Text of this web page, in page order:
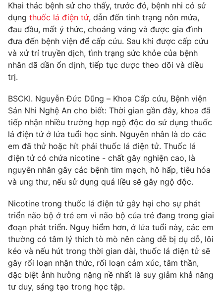
Thế giới đó đây
Câu chuyện quốc tế
Kinh tế
Tài chính
Thị trường
Góc doanh nghiệp
Dữ liệu và đời sống
Truyền hình
Phim VTV
Hậu trường
Nhân vật
Khán giả
Giải sao mai
Điện ảnh
Âm nhạc
Sao
Đời sống
Du lịch
Làm đẹp
Chất lượng cuộc sống
Giáo dục
Tuyển sinh
Công nghệ
Hitech Công nghệ tương lai
Sản phẩm
Thị trường
Tư vấn
Giao lưu trực tuyến
Lịch phát sóng
Chuyên mục khác
Emagazine Podcast
Khai thác bệnh sử cho thấy, trước đó, bệnh nhi có sử
dụng thuốc lá điện tử, dẫn đến tình trạng nôn mửa,
đau đầu, mất ý thức, choáng váng và được gia đình
đưa đến bệnh viện để cấp cứu. Sau khi được cấp cứu
và xử trí truyền dịch, tình trạng sức khỏe của bệnh
nhân đã dần ổn định, tiếp tục được theo dõi và điều
trị.
BSCKI. Nguyễn Đức Dũng – Khoa Cấp cứu, Bệnh viện
Sản Nhi Nghệ An cho biết: Thời gian gần đây, khoa đã
tiếp nhận nhiều trường hợp ngộ độc do sử dụng thuốc
lá điện tử ở lứa tuổi học sinh. Nguyên nhân là do các
em đã thử hoặc hít phải thuốc lá điện tử. Thuốc lá
điện tử có chứa nicotine - chất gây nghiện cao, là
nguyên nhân gây các bệnh tim mạch, hô hấp, tiêu hóa
và ung thư, nếu sử dụng quá liều sẽ gây ngộ độc.
Nicotine trong thuốc lá điện tử gây hại cho sự phát
triển não bộ ở trẻ em vì não bộ của trẻ đang trong giai
đoạn phát triển. Nguy hiểm hơn, ở lứa tuổi này, các em
thường có tâm lý thích tò mò nên càng dễ bị dụ dỗ, lôi
kéo và nếu hút trong thời gian dài, thuốc lá điện tử sẽ
gây rối loạn nhận thức, rối loạn cảm xúc, tâm thần,
đặc biệt ảnh hưởng nặng nề nhất là suy giảm khả năng
tư duy, sáng tạo trong học tập.